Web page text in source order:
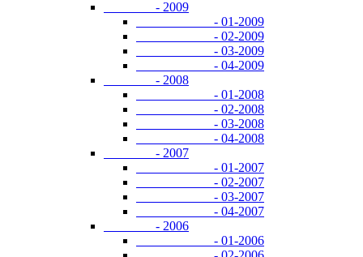
- 2009
- 01-2009
- 02-2009
- 03-2009
- 04-2009
- 2008
- 01-2008
- 02-2008
- 03-2008
- 04-2008
- 2007
- 01-2007
- 02-2007
- 03-2007
- 04-2007
- 2006
- 01-2006